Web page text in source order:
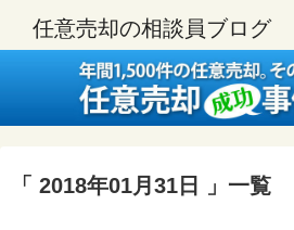
任意売却の相談員ブログ
2018年01月31日 一覧